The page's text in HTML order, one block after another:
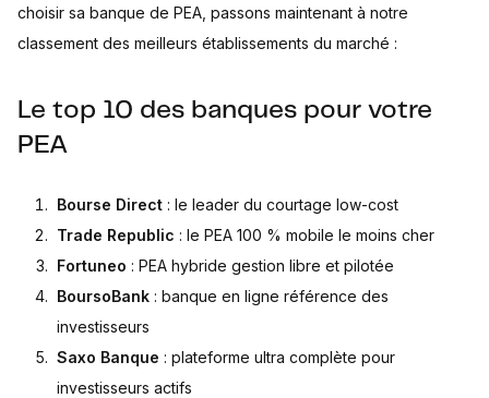
choisir sa banque de PEA, passons maintenant à notre
classement des meilleurs établissements du marché :
Le top 10 des banques pour votre
PEA
Bourse Direct : le leader du courtage low-cost
Trade Republic : le PEA 100 % mobile le moins cher
Fortuneo : PEA hybride gestion libre et pilotée
BoursoBank : banque en ligne référence des
investisseurs
Saxo Banque : plateforme ultra complète pour
investisseurs actifs